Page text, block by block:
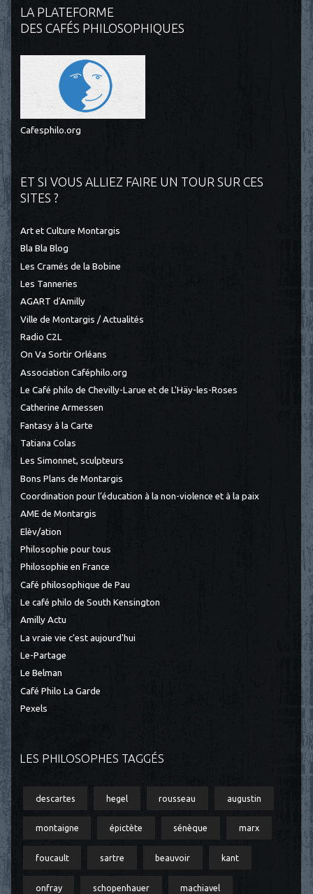
LA PLATEFORME
DES CAFÉS PHILOSOPHIQUES
Cafesphilo.org
ET SI VOUS ALLIEZ FAIRE UN TOUR SUR CES
SITES ?
Art et Culture Montargis
Bla Bla Blog
Les Cramés de la Bobine
Les Tanneries
AGART d'Amilly
Ville de Montargis / Actualités
Radio C2L
On Va Sortir Orléans
Association Caféphilo.org
Le Café philo de Chevilly-Larue et de L'Häy-les-Roses
Catherine Armessen
Fantasy à la Carte
Tatiana Colas
Les Simonnet, sculpteurs
Bons Plans de Montargis
Coordination pour l’éducation à la non-violence et à la paix
AME de Montargis
Elèv/ation
Philosophie pour tous
Philosophie en France
Café philosophique de Pau
Le café philo de South Kensington
Amilly Actu
La vraie vie c'est aujourd'hui
Le-Partage
Le Belman
Café Philo La Garde
Pexels
LES PHILOSOPHES TAGGÉS
descartes hegel rousseau augustin
montaigne épictète sénèque marx
foucault sartre beauvoir kant
onfray schopenhauer machiavel